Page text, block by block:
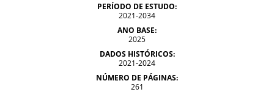
PERÍODO DE ESTUDO:
2021-2034
ANO BASE:
2025
DADOS HISTÓRICOS:
2021-2024
NÚMERO DE PÁGINAS:
261